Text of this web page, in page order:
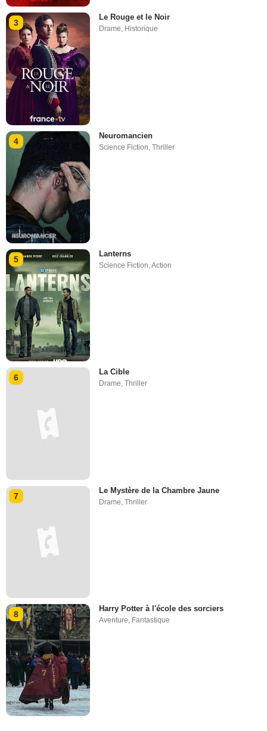
3
Le Rouge et le Noir
Drame, Historique
4
Neuromancien
Science Fiction ,Thriller
5
Lanterns
Science Fiction,Action
6
La Cible
Drame,Thriller
7
Le Mystère de la Chambre Jaune
Drame ,Thriller
8
Harry Potter à l'école des sorciers
Aventure, Fantastique